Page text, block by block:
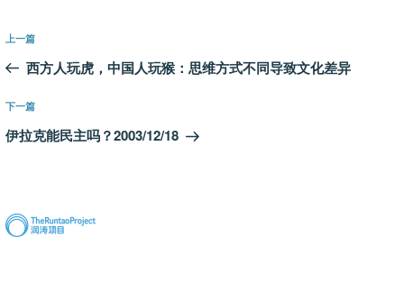
文
导
航
上
一
文
章
上一篇
西方人玩虎，中国人玩猴：思维方式不同导致文化差异
下
一
下一篇
伊拉克能民主吗？2003/12/18